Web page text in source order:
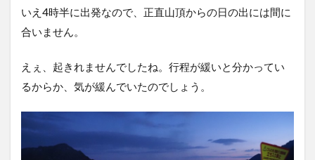
いえ4時半に出発なので、正直山頂からの日の出には間に
合いません。
えぇ、起きれませんでしたね。行程が緩いと分かってい
るからか、気が緩んでいたのでしょう。